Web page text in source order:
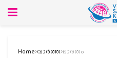
Home വാര്‍ത്ത ഭാരതം